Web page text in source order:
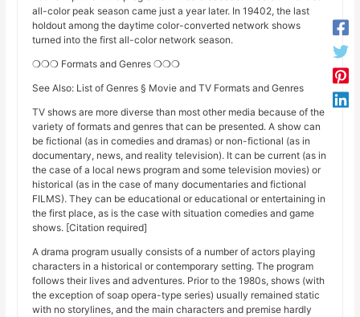
all-color peak season came just a year later. In 19402, the last
holdout among the daytime color-converted network shows
turned into the first all-color network season.
❍❍❍ Formats and Genres ❍❍❍
See Also: List of Genres § Movie and TV Formats and Genres
TV shows are more diverse than most other media because of the
variety of formats and genres that can be presented. A show can
be fictional (as in comedies and dramas) or non-fictional (as in
documentary, news, and reality television). It can be current (as in
the case of a local news program and some television movies) or
historical (as in the case of many documentaries and fictional
FILMS). They can be educational or educational or entertaining in
the first place, as is the case with situation comedies and game
shows. [Citation required]
A drama program usually consists of a number of actors playing
characters in a historical or contemporary setting. The program
follows their lives and adventures. Prior to the 1980s, shows (with
the exception of soap opera-type series) usually remained static
with no storylines, and the main characters and premise hardly